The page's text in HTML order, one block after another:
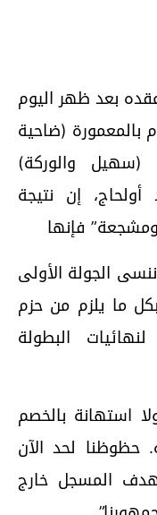
بعد ظهر اليوم
بالمعمورة (ضاحية
(سهيل والوركة)
إن نتيجة
ومشجعة” فإنها
الجولة الأولى
ما يلزم من حزم
البطولة
استهانة بالخصم
حظوظنا لحد الآن
المسجل خارج